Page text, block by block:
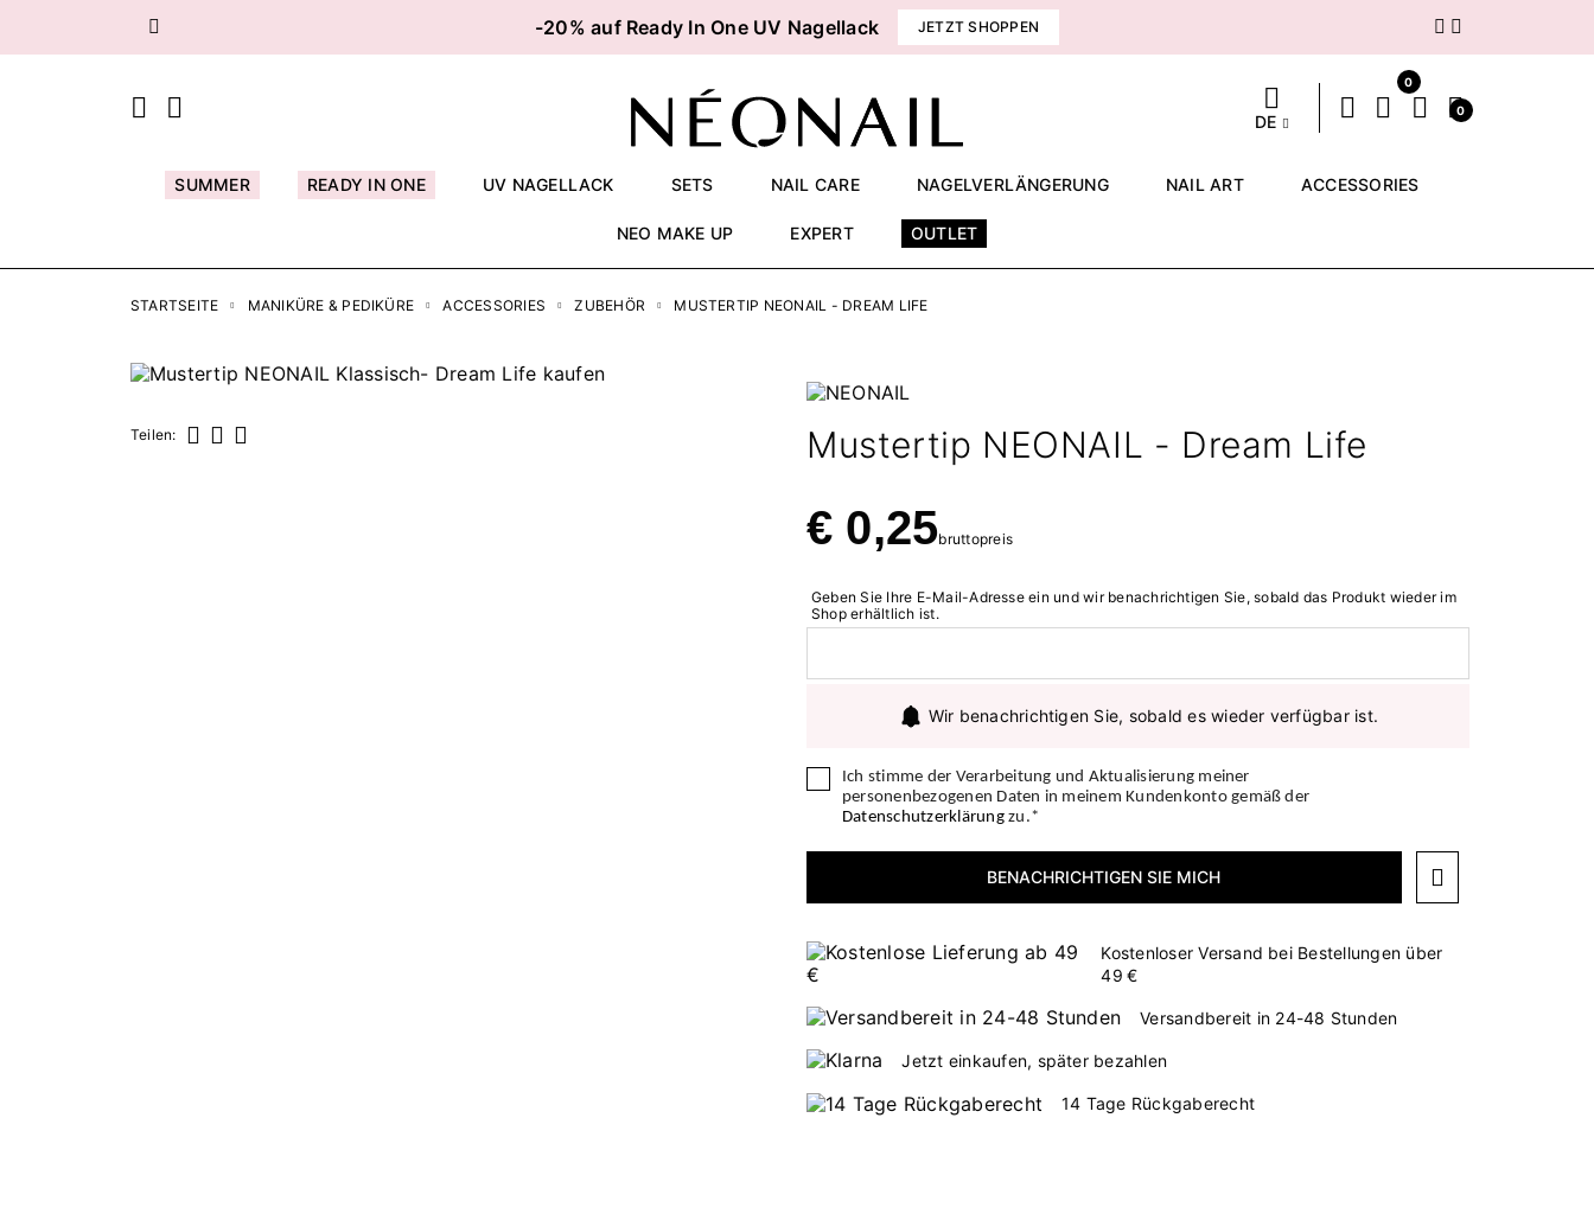
-20% auf Ready In One UV Nagellack JETZT SHOPPEN
Zurück Weiter
DE
0
0
SUMMER READY IN ONE UV NAGELLACK SETS NAIL CARE NAGELVERLÄNGERUNG NAIL ART ACCESSORIES
NEO MAKE UP EXPERT OUTLET
STARTSEITE MANIKÜRE & PEDIKÜRE ACCESSORIES ZUBEHÖR MUSTERTIP NEONAIL - DREAM LIFE
Teilen: Mustertip NEONAIL - Dream Life
€ 0,25bruttopreis
Geben Sie Ihre E-Mail-Adresse ein und wir benachrichtigen Sie, sobald das Produkt wieder im
Shop erhältlich ist.
Wir benachrichtigen Sie, sobald es wieder verfügbar ist.
Ich stimme der Verarbeitung und Aktualisierung meiner
personenbezogenen Daten in meinem Kundenkonto gemäß der
Datenschutzerklärungzu.*
BENACHRICHTIGEN SIE MICH
Kostenloser Versand bei Bestellungen über
49 €
Versandbereit in 24-48 Stunden
Jetzt einkaufen, später bezahlen
14 Tage Rückgaberecht